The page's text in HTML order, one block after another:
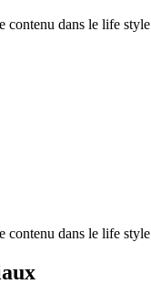
contenu dans le life style
contenu dans le life style